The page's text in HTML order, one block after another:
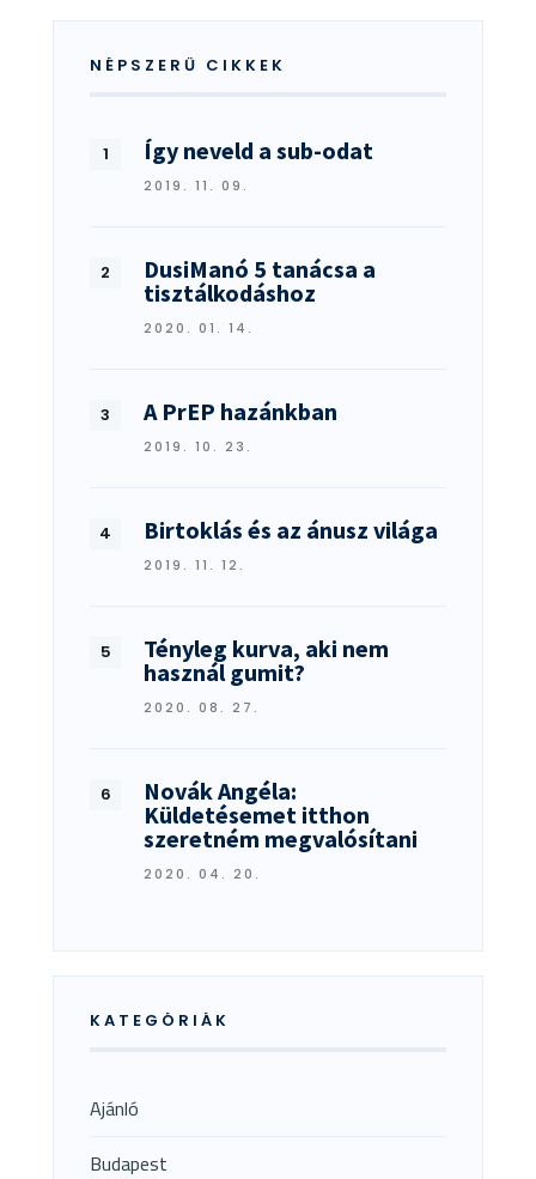
NÉPSZERŰ CIKKEK
Így neveld a sub-odat
2019. 11. 09.
DusiManó 5 tanácsa a
tisztálkodáshoz
2020. 01. 14.
A PrEP hazánkban
2019. 10. 23.
Birtoklás és az ánusz világa
2019. 11. 12.
Tényleg kurva, aki nem
használ gumit?
2020. 08. 27.
Novák Angéla:
Küldetésemet itthon
szeretném megvalósítani
2020. 04. 20.
KATEGÓRIÁK
Ajánló
Budapest